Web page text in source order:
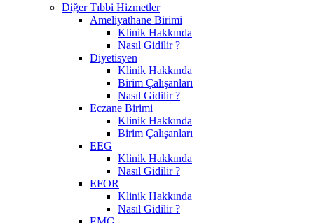
Diğer Tıbbi Hizmetler
Ameliyathane Birimi
Klinik Hakkında
Nasıl Gidilir ?
Diyetisyen
Klinik Hakkında
Birim Çalışanları
Nasıl Gidilir ?
Eczane Birimi
Klinik Hakkında
Birim Çalışanları
EEG
Klinik Hakkında
Nasıl Gidilir ?
EFOR
Klinik Hakkında
Nasıl Gidilir ?